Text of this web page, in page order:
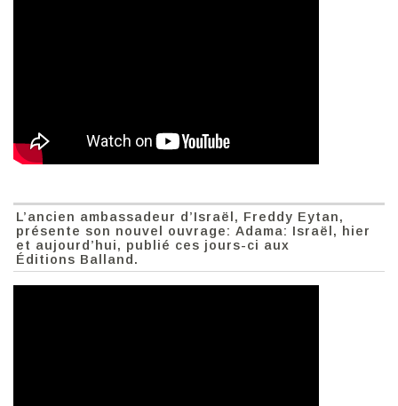
L’ancien ambassadeur d’Israël, Freddy Eytan,
présente son nouvel ouvrage: Adama: Israël, hier
et aujourd’hui, publié ces jours-ci aux
Éditions Balland.